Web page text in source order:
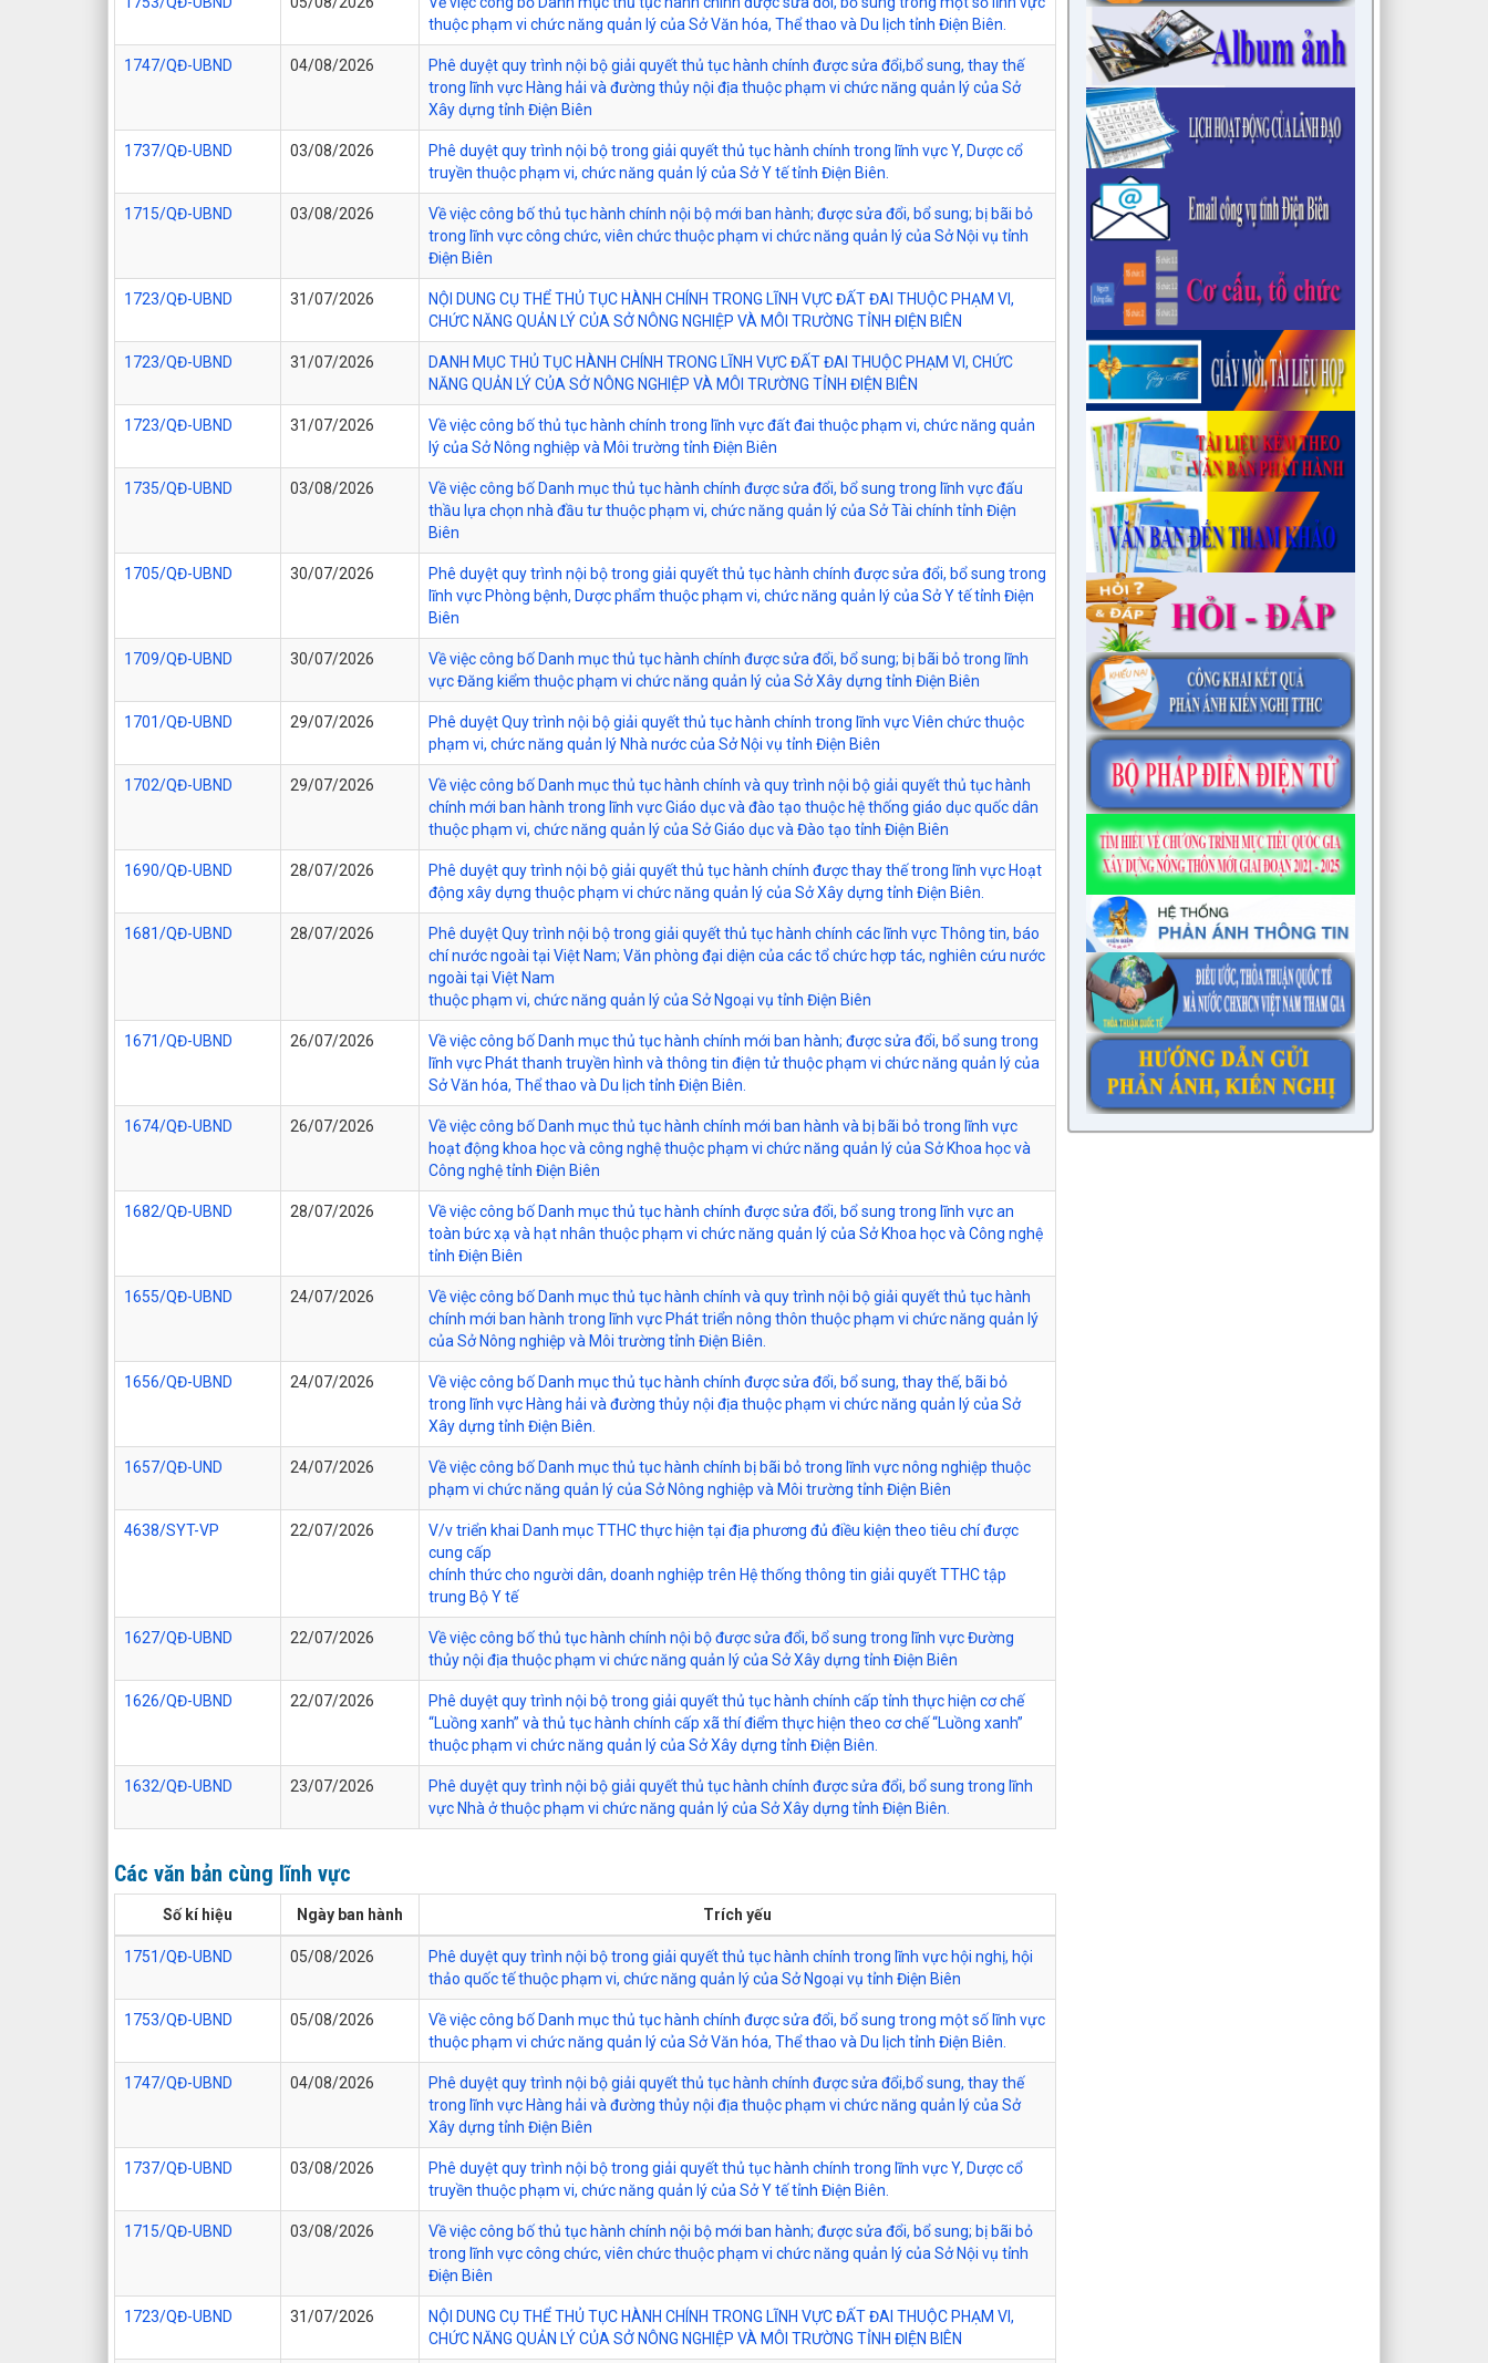
thuộc phạm vi chức năng quản lý của Sở Văn hóa, Thể thao và Du lịch tỉnh Điện Biên.
1747/QĐ-UBND 04/08/2026
Phê duyệt quy trình nội bộ giải quyết thủ tục hành chính được sửa đổi,bổ sung, thay thế
trong lĩnh vực Hàng hải và đường thủy nội địa thuộc phạm vi chức năng quản lý của Sở
Xây dựng tỉnh Điện Biên
1737/QĐ-UBND 03/08/2026
Phê duyệt quy trình nội bộ trong giải quyết thủ tục hành chính trong lĩnh vực Y, Dược cổ
truyền thuộc phạm vi, chức năng quản lý của Sở Y tế tỉnh Điện Biên.
1715/QĐ-UBND 03/08/2026
Về việc công bố thủ tục hành chính nội bộ mới ban hành; được sửa đổi, bổ sung; bị bãi bỏ
trong lĩnh vực công chức, viên chức thuộc phạm vi chức năng quản lý của Sở Nội vụ tỉnh
Điện Biên
1723/QĐ-UBND 31/07/2026
NỘI DUNG CỤ THỂ THỦ TỤC HÀNH CHÍNH TRONG LĨNH VỰC ĐẤT ĐAI THUỘC PHẠM VI,
CHỨC NĂNG QUẢN LÝ CỦA SỞ NÔNG NGHIỆP VÀ MÔI TRƯỜNG TỈNH ĐIỆN BIÊN
1723/QĐ-UBND 31/07/2026
DANH MỤC THỦ TỤC HÀNH CHÍNH TRONG LĨNH VỰC ĐẤT ĐAI THUỘC PHẠM VI, CHỨC
NĂNG QUẢN LÝ CỦA SỞ NÔNG NGHIỆP VÀ MÔI TRƯỜNG TỈNH ĐIỆN BIÊN
1723/QĐ-UBND 31/07/2026
Về việc công bố thủ tục hành chính trong lĩnh vực đất đai thuộc phạm vi, chức năng quản
lý của Sở Nông nghiệp và Môi trường tỉnh Điện Biên
1735/QĐ-UBND 03/08/2026
Về việc công bố Danh mục thủ tục hành chính được sửa đổi, bổ sung trong lĩnh vực đấu
thầu lựa chọn nhà đầu tư thuộc phạm vi, chức năng quản lý của Sở Tài chính tỉnh Điện
Biên
1705/QĐ-UBND 30/07/2026
Phê duyệt quy trình nội bộ trong giải quyết thủ tục hành chính được sửa đổi, bổ sung trong
lĩnh vực Phòng bệnh, Dược phẩm thuộc phạm vi, chức năng quản lý của Sở Y tế tỉnh Điện
Biên
1709/QĐ-UBND 30/07/2026
Về việc công bố Danh mục thủ tục hành chính được sửa đổi, bổ sung; bị bãi bỏ trong lĩnh
vực Đăng kiểm thuộc phạm vi chức năng quản lý của Sở Xây dựng tỉnh Điện Biên
1701/QĐ-UBND 29/07/2026
Phê duyệt Quy trình nội bộ giải quyết thủ tục hành chính trong lĩnh vực Viên chức thuộc
phạm vi, chức năng quản lý Nhà nước của Sở Nội vụ tỉnh Điện Biên
1702/QĐ-UBND 29/07/2026
Về việc công bố Danh mục thủ tục hành chính và quy trình nội bộ giải quyết thủ tục hành
chính mới ban hành trong lĩnh vực Giáo dục và đào tạo thuộc hệ thống giáo dục quốc dân
thuộc phạm vi, chức năng quản lý của Sở Giáo dục và Đào tạo tỉnh Điện Biên
1690/QĐ-UBND 28/07/2026
Phê duyệt quy trình nội bộ giải quyết thủ tục hành chính được thay thế trong lĩnh vực Hoạt
động xây dựng thuộc phạm vi chức năng quản lý của Sở Xây dựng tỉnh Điện Biên.
1681/QĐ-UBND 28/07/2026
Phê duyệt Quy trình nội bộ trong giải quyết thủ tục hành chính các lĩnh vực Thông tin, báo
chí nước ngoài tại Việt Nam; Văn phòng đại diện của các tổ chức hợp tác, nghiên cứu nước
ngoài tại Việt Nam
thuộc phạm vi, chức năng quản lý của Sở Ngoại vụ tỉnh Điện Biên
1671/QĐ-UBND 26/07/2026
Về việc công bố Danh mục thủ tục hành chính mới ban hành; được sửa đổi, bổ sung trong
lĩnh vực Phát thanh truyền hình và thông tin điện tử thuộc phạm vi chức năng quản lý của
Sở Văn hóa, Thể thao và Du lịch tỉnh Điện Biên.
1674/QĐ-UBND 26/07/2026
Về việc công bố Danh mục thủ tục hành chính mới ban hành và bị bãi bỏ trong lĩnh vực
hoạt động khoa học và công nghệ thuộc phạm vi chức năng quản lý của Sở Khoa học và
Công nghệ tỉnh Điện Biên
1682/QĐ-UBND 28/07/2026
Về việc công bố Danh mục thủ tục hành chính được sửa đổi, bổ sung trong lĩnh vực an
toàn bức xạ và hạt nhân thuộc phạm vi chức năng quản lý của Sở Khoa học và Công nghệ
tỉnh Điện Biên
1655/QĐ-UBND 24/07/2026
Về việc công bố Danh mục thủ tục hành chính và quy trình nội bộ giải quyết thủ tục hành
chính mới ban hành trong lĩnh vực Phát triển nông thôn thuộc phạm vi chức năng quản lý
của Sở Nông nghiệp và Môi trường tỉnh Điện Biên.
1656/QĐ-UBND 24/07/2026
Về việc công bố Danh mục thủ tục hành chính được sửa đổi, bổ sung, thay thế, bãi bỏ
trong lĩnh vực Hàng hải và đường thủy nội địa thuộc phạm vi chức năng quản lý của Sở
Xây dựng tỉnh Điện Biên.
1657/QĐ-UND 24/07/2026
Về việc công bố Danh mục thủ tục hành chính bị bãi bỏ trong lĩnh vực nông nghiệp thuộc
phạm vi chức năng quản lý của Sở Nông nghiệp và Môi trường tỉnh Điện Biên
4638/SYT-VP 22/07/2026
V/v triển khai Danh mục TTHC thực hiện tại địa phương đủ điều kiện theo tiêu chí được
cung cấp
chính thức cho người dân, doanh nghiệp trên Hệ thống thông tin giải quyết TTHC tập
trung Bộ Y tế
1627/QĐ-UBND 22/07/2026
Về việc công bố thủ tục hành chính nội bộ được sửa đổi, bổ sung trong lĩnh vực Đường
thủy nội địa thuộc phạm vi chức năng quản lý của Sở Xây dựng tỉnh Điện Biên
1626/QĐ-UBND 22/07/2026
Phê duyệt quy trình nội bộ trong giải quyết thủ tục hành chính cấp tỉnh thực hiện cơ chế
“Luồng xanh” và thủ tục hành chính cấp xã thí điểm thực hiện theo cơ chế “Luồng xanh”
thuộc phạm vi chức năng quản lý của Sở Xây dựng tỉnh Điện Biên.
1632/QĐ-UBND 23/07/2026
Phê duyệt quy trình nội bộ giải quyết thủ tục hành chính được sửa đổi, bổ sung trong lĩnh
vực Nhà ở thuộc phạm vi chức năng quản lý của Sở Xây dựng tỉnh Điện Biên.
Các văn bản cùng lĩnh vực
Số kí hiệu Ngày ban hành Trích yếu
1751/QĐ-UBND 05/08/2026
Phê duyệt quy trình nội bộ trong giải quyết thủ tục hành chính trong lĩnh vực hội nghị, hội
thảo quốc tế thuộc phạm vi, chức năng quản lý của Sở Ngoại vụ tỉnh Điện Biên
1753/QĐ-UBND 05/08/2026
Về việc công bố Danh mục thủ tục hành chính được sửa đổi, bổ sung trong một số lĩnh vực
thuộc phạm vi chức năng quản lý của Sở Văn hóa, Thể thao và Du lịch tỉnh Điện Biên.
1747/QĐ-UBND 04/08/2026
Phê duyệt quy trình nội bộ giải quyết thủ tục hành chính được sửa đổi,bổ sung, thay thế
trong lĩnh vực Hàng hải và đường thủy nội địa thuộc phạm vi chức năng quản lý của Sở
Xây dựng tỉnh Điện Biên
1737/QĐ-UBND 03/08/2026
Phê duyệt quy trình nội bộ trong giải quyết thủ tục hành chính trong lĩnh vực Y, Dược cổ
truyền thuộc phạm vi, chức năng quản lý của Sở Y tế tỉnh Điện Biên.
1715/QĐ-UBND 03/08/2026
Về việc công bố thủ tục hành chính nội bộ mới ban hành; được sửa đổi, bổ sung; bị bãi bỏ
trong lĩnh vực công chức, viên chức thuộc phạm vi chức năng quản lý của Sở Nội vụ tỉnh
Điện Biên
1723/QĐ-UBND 31/07/2026
NỘI DUNG CỤ THỂ THỦ TỤC HÀNH CHÍNH TRONG LĨNH VỰC ĐẤT ĐAI THUỘC PHẠM VI,
CHỨC NĂNG QUẢN LÝ CỦA SỞ NÔNG NGHIỆP VÀ MÔI TRƯỜNG TỈNH ĐIỆN BIÊN